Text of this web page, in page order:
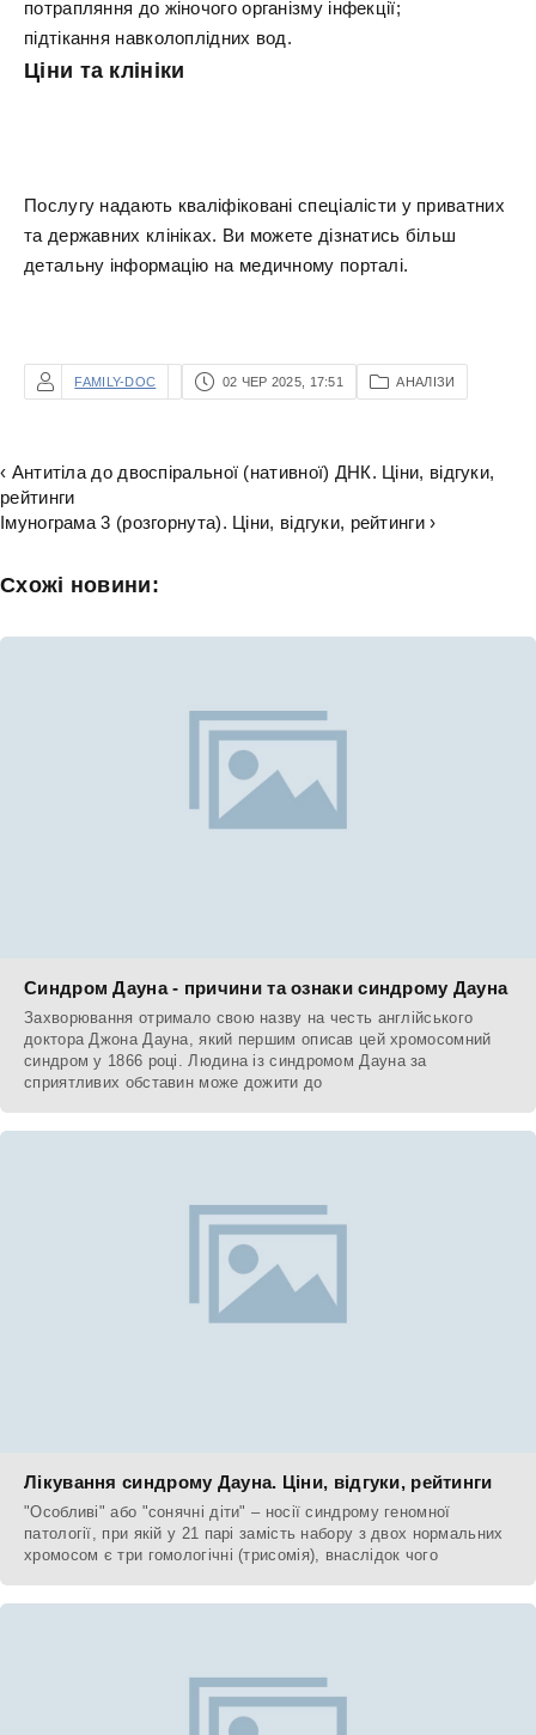
потрапляння до жіночого організму інфекції;
підтікання навколоплідних вод.
Ціни та клініки
Послугу надають кваліфіковані спеціалісти у приватних
та державних клініках. Ви можете дізнатись більш
детальну інформацію на медичному порталі.
FAMILY-DOC 02 ЧЕР 2025, 17:51 АНАЛІЗИ
‹ Антитіла до двоспіральної (нативної) ДНК. Ціни, відгуки,
рейтинги
Імунограма 3 (розгорнута). Ціни, відгуки, рейтинги ›
Схожі новини:
Синдром Дауна - причини та ознаки синдрому Дауна
Захворювання отримало свою назву на честь англійського
доктора Джона Дауна, який першим описав цей хромосомний
синдром у 1866 році. Людина із синдромом Дауна за
сприятливих обставин може дожити до
Лікування синдрому Дауна. Ціни, відгуки, рейтинги
"Особливі" або "сонячні діти" – носії синдрому геномної
патології, при якій у 21 парі замість набору з двох нормальних
хромосом є три гомологічні (трисомія), внаслідок чого